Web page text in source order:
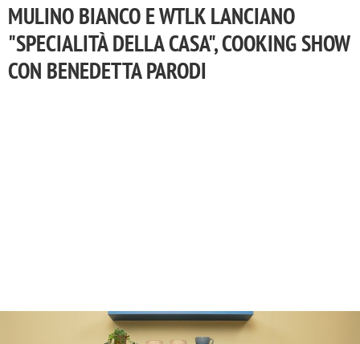
MULINO BIANCO E WTLK LANCIANO
"SPECIALITÀ DELLA CASA", COOKING SHOW
CON BENEDETTA PARODI